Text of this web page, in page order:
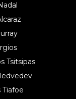
Tsitsipas
Tiafoe